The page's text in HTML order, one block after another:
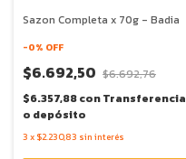
Sazon Completa x 70g - Badia
-0% OFF
$6.692,50 $6.692,76
$6.357,88conTransferencia
o depósito
3 x $2.230,83 sin interés